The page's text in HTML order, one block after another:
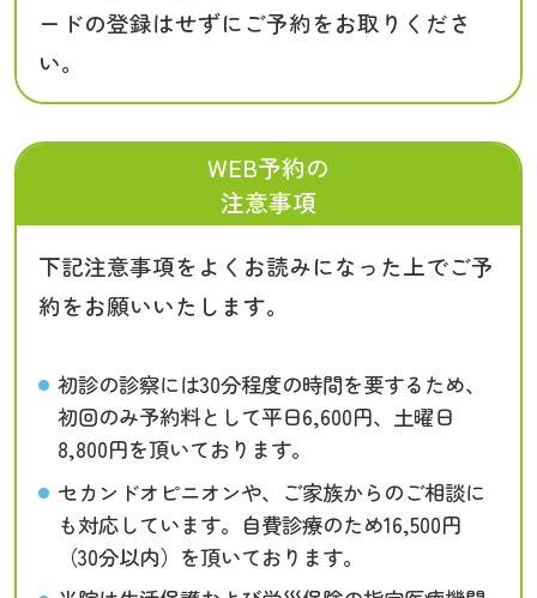
ードの登録はせずにご予約をお取りくださ
い。
WEB予約の
注意事項
下記注意事項をよくお読みになった上でご予
約をお願いいたします。
初診の診察には30分程度の時間を要するため、
初回のみ予約料として平日6,600円、土曜日
8,800円を頂いております。
セカンドオピニオンや、ご家族からのご相談に
も対応しています。自費診療のため16,500円
（30分以内）を頂いております。